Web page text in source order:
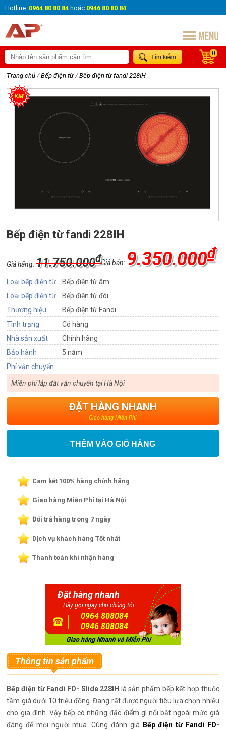
Hotline: 0964 80 80 84 hoặc 0946 80 80 84
0
Trang chủ / Bếp điện từ / Bếp điện từ fandi 228IH
Bếp điện từ fandi 228IH
Giá bán: 9.350.000₫
Giá hãng:11.750.000₫
Loại bếp điện từ
Bếp điện từ âm
Loại bếp điện từ
Bếp điện từ đôi
Thương hiệu
Bếp điện từ Fandi
Tình trạng
Có hàng
Nhà sản xuất
Chính hãng
Bảo hành
5 năm
Phí vận chuyển
Miễn phí lắp đặt vận chuyển tại Hà Nội
ĐẶT HÀNG NHANH
Giao hàng Miễn Phí
THÊM VÀO GIỎ HÀNG
Cam kết 100% hàng chính hãng
Giao hàng Miễn Phí tại Hà Nội
Đổi trả hàng trong 7 ngày
Dịch vụ khách hàng Tốt nhất
Thanh toán khi nhận hàng
Đặt hàng nhanh
Hãy gọi ngay cho chúng tôi
0964 808084
0946 808084
Thông tin sản phẩm
Bếp điện từ Fandi FD- Slide 228IH
là sản phẩm bếp kết hợp thuộc
tầm giá dưới 10 triệu đồng. Đang rất được người tiêu lựa chọn nhiều
cho gia đình. Vậy bếp có những đặc điểm gì nổi bật ngoài mức giá
đáng để mọi người mua. Cùng đánh giá
Bếp điện từ Fandi FD-